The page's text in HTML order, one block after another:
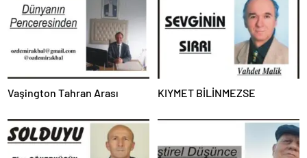
Vaşington Tahran Arası KIYMET BİLİNMEZSE